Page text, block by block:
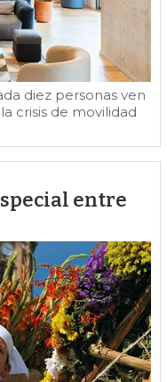
diez personas ven
crisis de movilidad
entre